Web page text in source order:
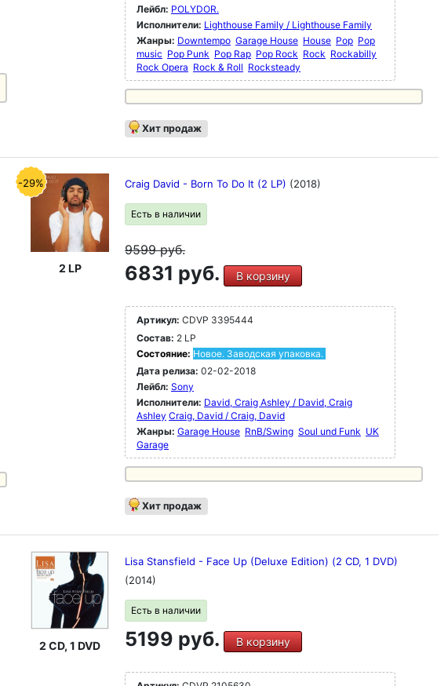
Лейбл: POLYDOR.
Исполнители: Lighthouse Family / Lighthouse Family
Жанры: Downtempo Garage House House Pop Pop
music Pop Punk Pop Rap Pop Rock Rock Rockabilly
Rock Opera Rock & Roll Rocksteady
Хит продаж
-29%
2 LP
Craig David - Born To Do It (2 LP) (2018)
Есть в наличии
9599руб.
6831 руб. В корзину
Артикул: CDVP 3395444
Состав: 2 LP
Состояние: Новое. Заводская упаковка.
Дата релиза: 02-02-2018
Лейбл: Sony
Исполнители: David, Craig Ashley / David, Craig
Ashley Craig, David / Craig, David
Жанры: Garage House RnB/Swing Soul und Funk UK
Garage
Хит продаж
2 CD, 1 DVD
Lisa Stansfield - Face Up (Deluxe Edition) (2 CD, 1 DVD)
(2014)
Есть в наличии
5199 руб. В корзину